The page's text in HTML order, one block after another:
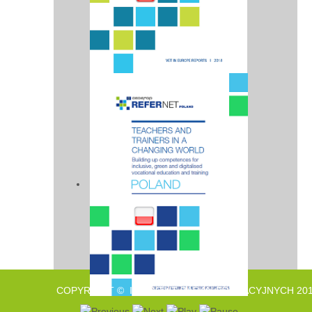
COPYRIGHT © INSTYTUT BADAŃ EDUKACYJNYCH